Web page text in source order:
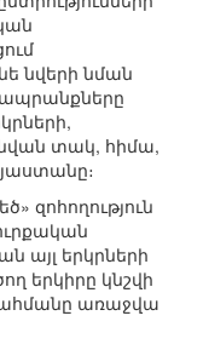
նվերի նման
ապրանքները
տակ, հիմա,
զոհողություն
այլ երկրների
երկիրը կնշվի
առաջվա